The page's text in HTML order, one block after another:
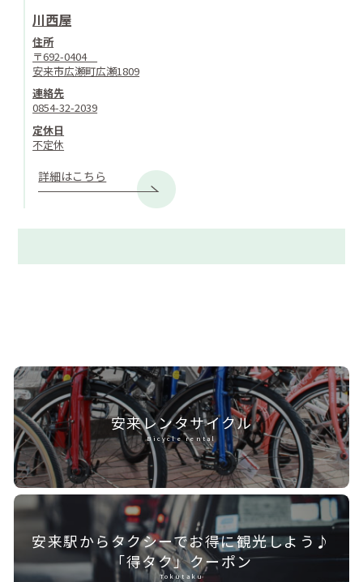
川西屋
住所
〒692-0404
安来市広瀬町広瀬1809
連絡先
0854-32-2039
定休日
不定休
詳細はこちら
安来レンタサイクル
Bicycle rental
安来駅からタクシーでお得に観光しよう♪
「得タク」クーポン
Tokutaku